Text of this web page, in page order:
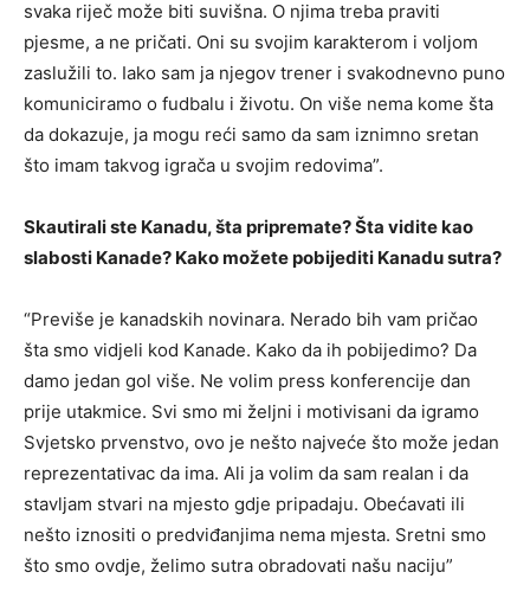
svaka riječ može biti suvišna. O njima treba praviti
pjesme, a ne pričati. Oni su svojim karakterom i voljom
zaslužili to. Iako sam ja njegov trener i svakodnevno puno
komuniciramo o fudbalu i životu. On više nema kome šta
da dokazuje, ja mogu reći samo da sam iznimno sretan
što imam takvog igrača u svojim redovima”.
Skautirali ste Kanadu, šta pripremate? Šta vidite kao
slabosti Kanade? Kako možete pobijediti Kanadu sutra?
“Previše je kanadskih novinara. Nerado bih vam pričao
šta smo vidjeli kod Kanade. Kako da ih pobijedimo? Da
damo jedan gol više. Ne volim press konferencije dan
prije utakmice. Svi smo mi željni i motivisani da igramo
Svjetsko prvenstvo, ovo je nešto najveće što može jedan
reprezentativac da ima. Ali ja volim da sam realan i da
stavljam stvari na mjesto gdje pripadaju. Obećavati ili
nešto iznositi o predviđanjima nema mjesta. Sretni smo
što smo ovdje, želimo sutra obradovati našu naciju”